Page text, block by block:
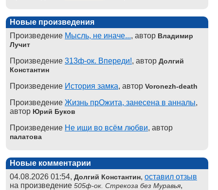
Новые произведения
Произведение Мысль, не иначе..., автор Владимир
Лучит
Произведение 313ф-ок. Впереди!, автор Долгий
Константин
Произведение История замка, автор Voronezh-death
Произведение Жизнь прОжита, занесена в анналы,
автор Юрий Буков
Произведение Не ищи во всём любви, автор
палатова
Новые комментарии
04.08.2026 01:54, Долгий Константин, оставил отзыв
на произведение 505ф-ок. Стрекоза без Муравья,